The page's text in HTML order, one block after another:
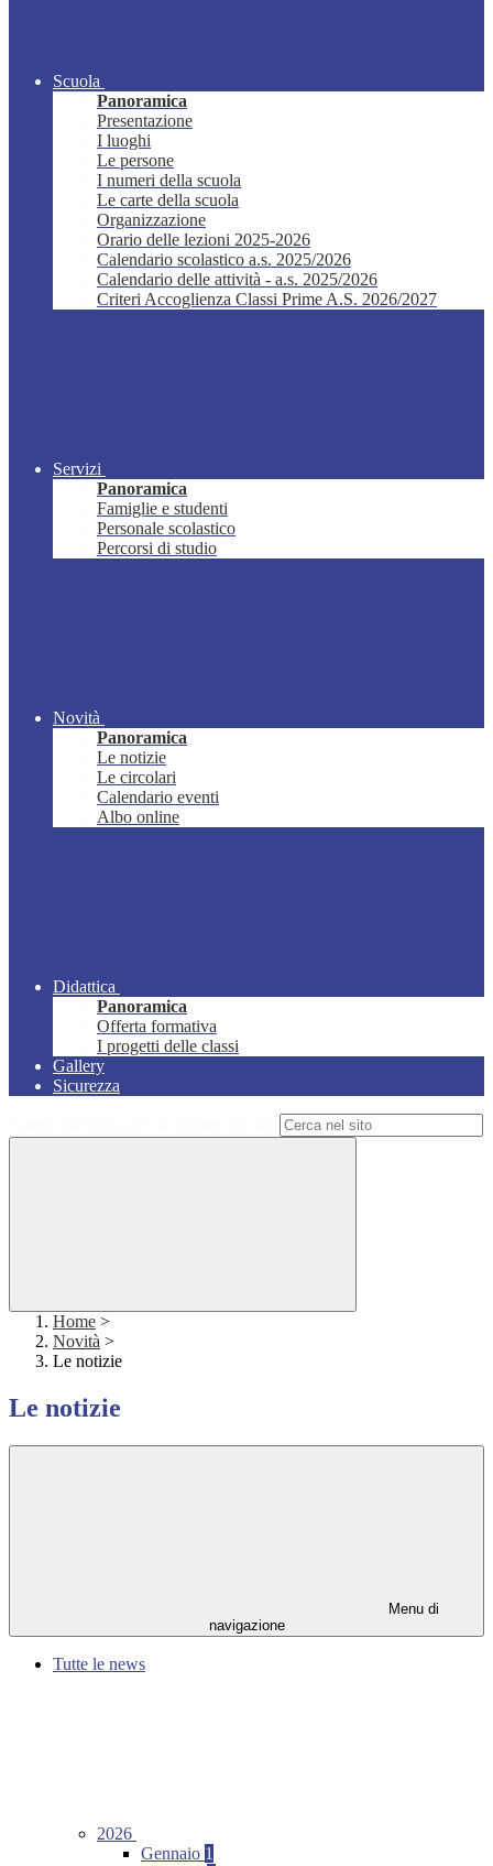
Scuola
Panoramica
Presentazione
I luoghi
Le persone
I numeri della scuola
Le carte della scuola
Organizzazione
Orario delle lezioni 2025-2026
Calendario scolastico a.s. 2025/2026
Calendario delle attività - a.s. 2025/2026
Criteri Accoglienza Classi Prime A.S. 2026/2027
Servizi
Panoramica
Famiglie e studenti
Personale scolastico
Percorsi di studio
Novità
Panoramica
Le notizie
Le circolari
Calendario eventi
Albo online
Didattica
Panoramica
Offerta formativa
I progetti delle classi
Gallery
Sicurezza
Home >
Novità >
Le notizie
Le notizie
Menu di
navigazione
Tutte le news
2026
Gennaio 1